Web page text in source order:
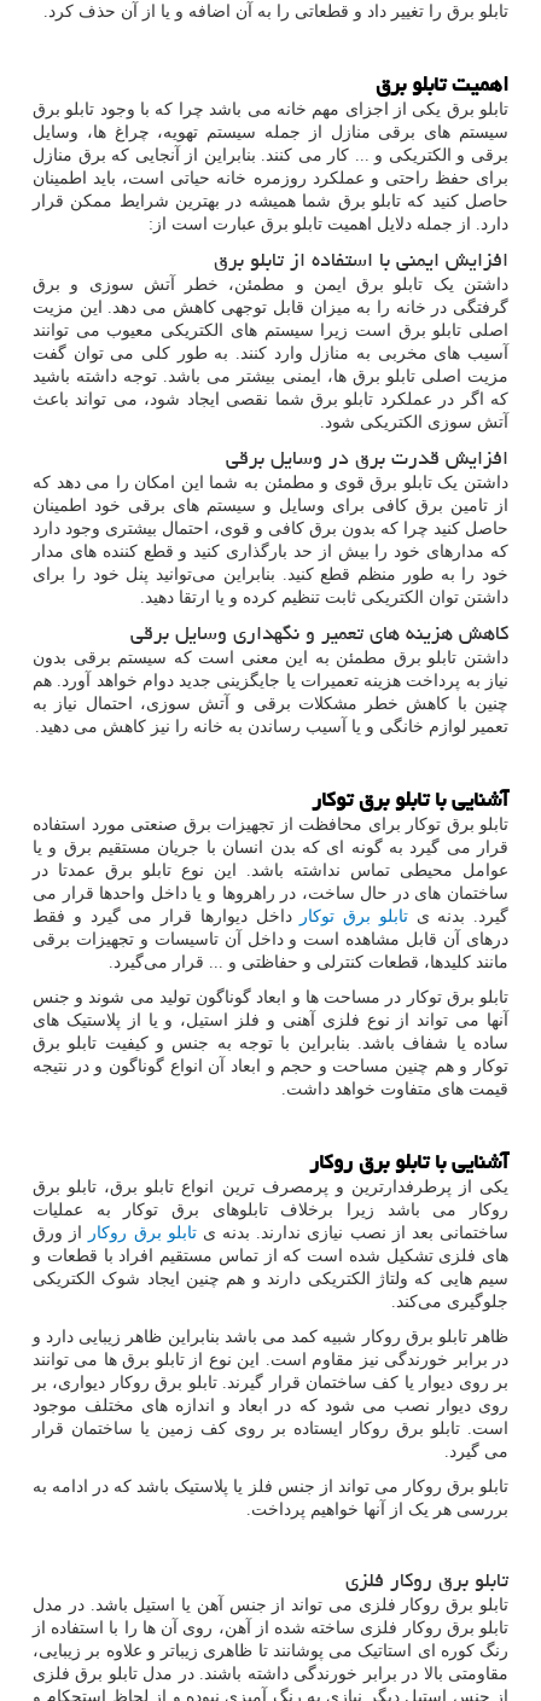
تابلو برق را تغییر داد و قطعاتی را به آن اضافه و یا از آن حذف کرد.
اهمیت تابلو برق
تابلو برق یکی از اجزای مهم خانه می باشد چرا که با وجود تابلو برق
سیستم های برقی منازل از جمله سیستم تهویه، چراغ ‌ها، وسایل
برقی و الکتریکی و ... کار می کنند. بنابراین از آنجایی که برق منازل
برای حفظ راحتی و عملکرد روزمره خانه حیاتی است، باید اطمینان
حاصل کنید که تابلو برق شما همیشه در بهترین شرایط ممکن قرار
دارد. از جمله دلایل اهمیت تابلو برق عبارت است از:
افزایش ایمنی با استفاده از تابلو برق
داشتن یک تابلو برق ایمن و مطمئن، خطر آتش سوزی و برق
گرفتگی در خانه را به میزان قابل توجهی کاهش می دهد. این مزیت
اصلی تابلو برق است زیرا سیستم های الکتریکی معیوب می توانند
آسیب های مخربی به منازل وارد کنند. به طور کلی می توان گفت
مزیت اصلی تابلو برق ها، ایمنی بیشتر می باشد. توجه داشته باشید
که اگر در عملکرد تابلو برق شما نقصی ایجاد شود، می تواند باعث
آتش سوزی الکتریکی شود.
افزایش قدرت برق در وسایل برقی
داشتن یک تابلو برق قوی و مطمئن به شما این امکان را می دهد که
از تامین برق کافی برای وسایل و سیستم های برقی خود اطمینان
حاصل کنید چرا که بدون برق کافی و قوی، احتمال بیشتری وجود دارد
که مدارهای خود را بیش از حد بارگذاری کنید و قطع کننده های مدار
خود را به طور منظم قطع کنید. بنابراین می‌توانید پنل خود را برای
داشتن توان الکتریکی ثابت تنظیم کرده و یا ارتقا دهید.
کاهش هزینه های تعمیر و نگهداری وسایل برقی
داشتن تابلو برق مطمئن به این معنی است که سیستم برقی بدون
نیاز به پرداخت هزینه تعمیرات یا جایگزینی جدید دوام خواهد آورد. هم
چنین با کاهش خطر مشکلات برقی و آتش سوزی، احتمال نیاز به
تعمیر لوازم خانگی و یا آسیب رساندن به خانه را نیز کاهش می دهید.
آشنایی با تابلو برق توکار
تابلو برق توکار برای محافظت از تجهیزات برق صنعتی مورد استفاده
قرار می گیرد به گونه ای که بدن انسان با جریان مستقیم برق و یا
عوامل محیطی تماس نداشته باشد. این نوع تابلو برق عمدتا در
ساختمان های در حال ساخت، در راهروها و یا داخل واحدها قرار می
گیرد. بدنه یتابلو برق توکار
داخل دیوارها قرار می گیرد و فقط
درهای آن قابل مشاهده است و داخل آن تاسیسات و تجهیزات برقی
مانند کلیدها، قطعات کنترلی و حفاظتی و ... قرار می‌گیرد.
تابلو برق توکار در مساحت ها و ابعاد گوناگون تولید می شوند و جنس
آنها می تواند از نوع فلزی آهنی و فلز استیل، و یا از پلاستیک های
ساده یا شفاف باشد. بنابراین با توجه به جنس و کیفیت تابلو برق
توکار و هم چنین مساحت و حجم و ابعاد آن انواع گوناگون و در نتیجه
قیمت ‌های متفاوت خواهد داشت.
آشنایی با تابلو برق روکار
یکی از پرطرفدارترین و پرمصرف ترین انواع تابلو برق، تابلو برق
روکار می باشد زیرا برخلاف تابلوهای برق توکار به عملیات
ساختمانی بعد از نصب نیازی ندارند. بدنه یتابلو برق روکار
از ورق
‌های فلزی تشکیل شده است که از تماس مستقیم افراد با قطعات و
سیم‌ هایی که ولتاژ الکتریکی دارند و هم چنین ایجاد شوک الکتریکی
جلوگیری می‌کند.
ظاهر تابلو برق روکار شبیه کمد می باشد بنابراین ظاهر زیبایی دارد و
در برابر خورندگی نیز مقاوم است. این نوع از تابلو برق ها می توانند
بر روی دیوار یا کف ساختمان قرار گیرند. تابلو برق روکار دیواری، بر
روی دیوار نصب می ‌شود که در ابعاد و اندازه ‌های مختلف موجود
است. تابلو برق‌ روکار ایستاده بر روی کف زمین یا ساختمان قرار
می گیرد.
تابلو برق روکار می تواند از جنس فلز یا پلاستیک باشد که در ادامه به
بررسی هر یک از آنها خواهیم پرداخت.
تابلو برق روکار فلزی
تابلو برق روکار فلزی می تواند از جنس آهن یا استیل باشد. در مدل
تابلو برق روکار فلزی ساخته شده از آهن، روی آن ها را با استفاده از
رنگ کوره ای استاتیک می پوشانند تا ظاهری زیباتر و علاوه بر زیبایی،
مقاومتی بالا در برابر خورندگی داشته باشند. در مدل تابلو برق فلزی
از جنس استیل دیگر نیازی به رنگ آمیزی نبوده و از لحاظ استحکام و